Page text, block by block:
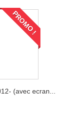
PROMO !
(avec ecran...